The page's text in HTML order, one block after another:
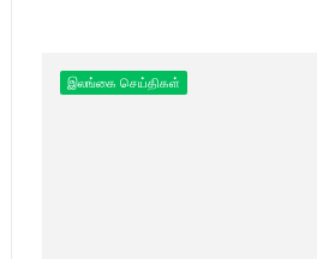
இலங்கை செய்திகள்